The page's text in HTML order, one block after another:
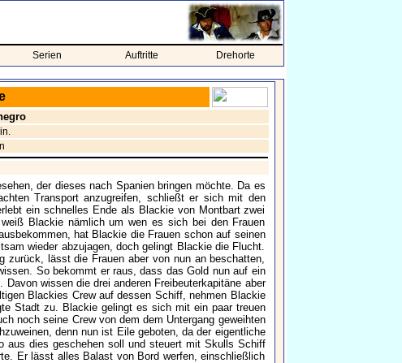
Serien Auftritte Drehorte
der dieses nach Spanien bringen möchte. Da es
Transport anzugreifen, schließt er sich mit den
ein schnelles Ende als Blackie von Montbart zwei
Blackie nämlich um wen es sich bei den Frauen
hat Blackie die Frauen schon auf seinen
wieder abzujagen, doch gelingt Blackie die Flucht.
zurück, lässt die Frauen aber von nun an beschatten,
So bekommt er raus, dass das Gold nun auf ein
wissen die drei anderen Freibeuterkapitäne aber
Blackies Crew auf dessen Schiff, nehmen Blackie
Stadt zu. Blackie gelingt es sich mit ein paar treuen
noch seine Crew von dem dem Untergang geweihten
denn nun ist Eile geboten, da der eigentliche
aus dies geschehen soll und steuert mit Skulls Schiff
Er lässt alles Balast von Bord werfen, einschließlich